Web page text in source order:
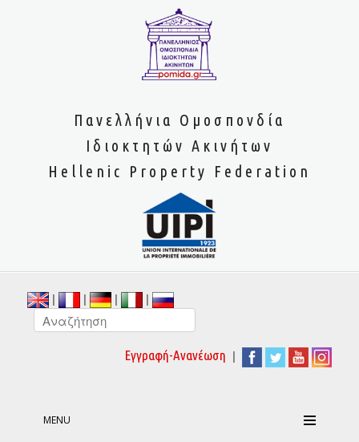
Πανελλήνια Ομοσπονδία
Ιδιοκτητών Ακινήτων
Hellenic Property Federation
| | | |
Εγγραφή-Ανανέωση |
MENU